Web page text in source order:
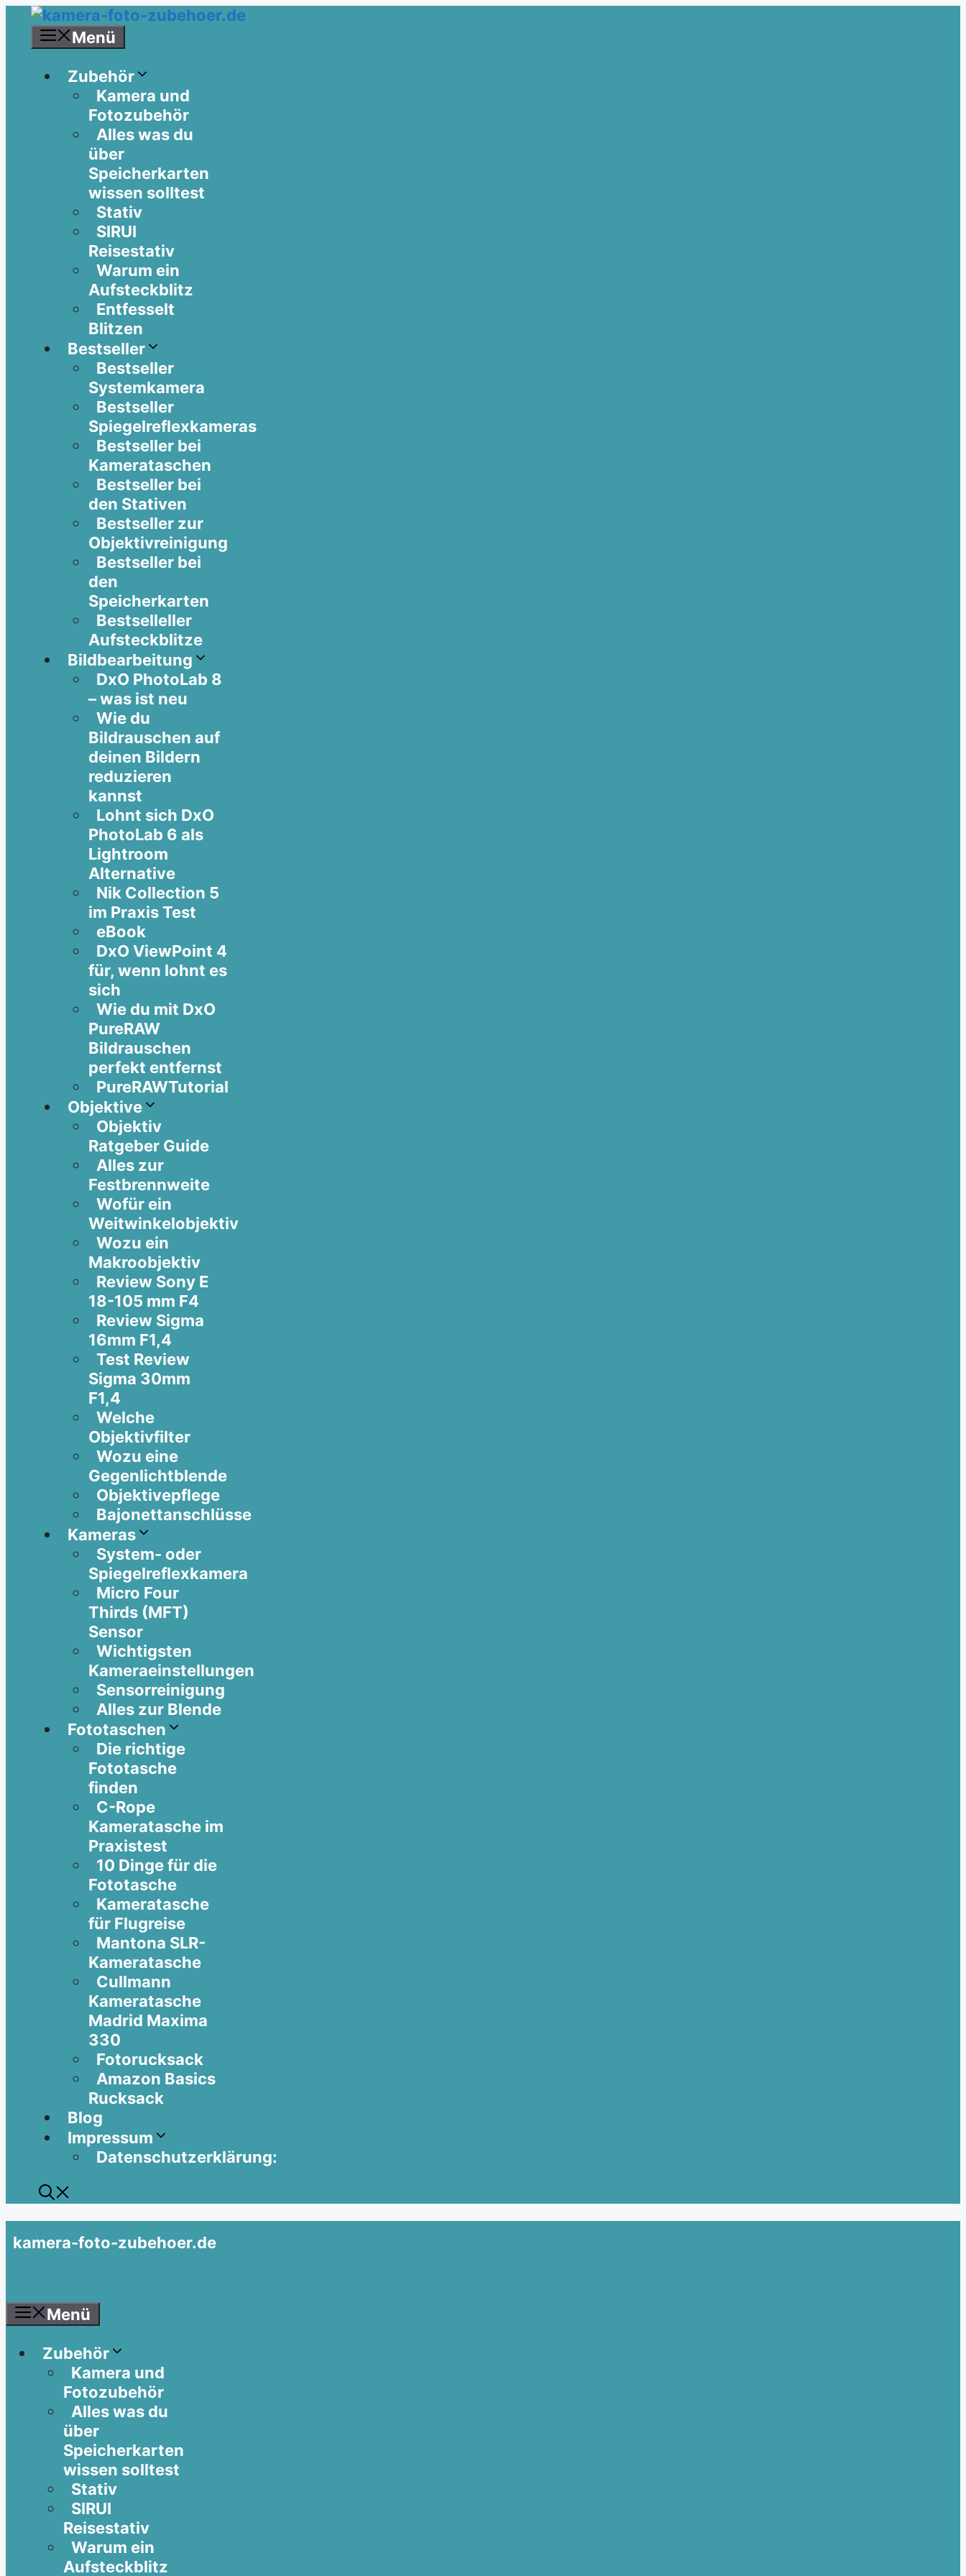
Zum
Inhalt
springen
Menü
Zubehör
Kamera und
Fotozubehör
Alles was du
über
Speicherkarten
wissen solltest
Stativ
SIRUI
Reisestativ
Warum ein
Aufsteckblitz
Entfesselt
Blitzen
Bestseller
Bestseller
Systemkamera
Bestseller
Spiegelreflexkameras
Bestseller bei
Kamerataschen
Bestseller bei
den Stativen
Bestseller zur
Objektivreinigung
Bestseller bei
den
Speicherkarten
Bestselleller
Aufsteckblitze
Bildbearbeitung
DxO PhotoLab 8
– was ist neu
Wie du
Bildrauschen auf
deinen Bildern
reduzieren
kannst
Lohnt sich DxO
PhotoLab 6 als
Lightroom
Alternative
Nik Collection 5
im Praxis Test
eBook
DxO ViewPoint 4
für, wenn lohnt es
sich
Wie du mit DxO
PureRAW
Bildrauschen
perfekt entfernst
PureRAWTutorial
Objektive
Objektiv
Ratgeber Guide
Alles zur
Festbrennweite
Wofür ein
Weitwinkelobjektiv
Wozu ein
Makroobjektiv
Review Sony E
18-105 mm F4
Review Sigma
16mm F1,4
Test Review
Sigma 30mm
F1,4
Welche
Objektivfilter
Wozu eine
Gegenlichtblende
Objektivepflege
Bajonettanschlüsse
Kameras
System- oder
Spiegelreflexkamera
Micro Four
Thirds (MFT)
Sensor
Wichtigsten
Kameraeinstellungen
Sensorreinigung
Alles zur Blende
Fototaschen
Die richtige
Fototasche
finden
C-Rope
Kameratasche im
Praxistest
10 Dinge für die
Fototasche
Kameratasche
für Flugreise
Mantona SLR-
Kameratasche
Cullmann
Kameratasche
Madrid Maxima
330
Fotorucksack
Amazon Basics
Rucksack
Blog
Impressum
Datenschutzerklärung:
kamera-foto-zubehoer.de
Menü
Zubehör
Kamera und
Fotozubehör
Alles was du
über
Speicherkarten
wissen solltest
Stativ
SIRUI
Reisestativ
Warum ein
Aufsteckblitz